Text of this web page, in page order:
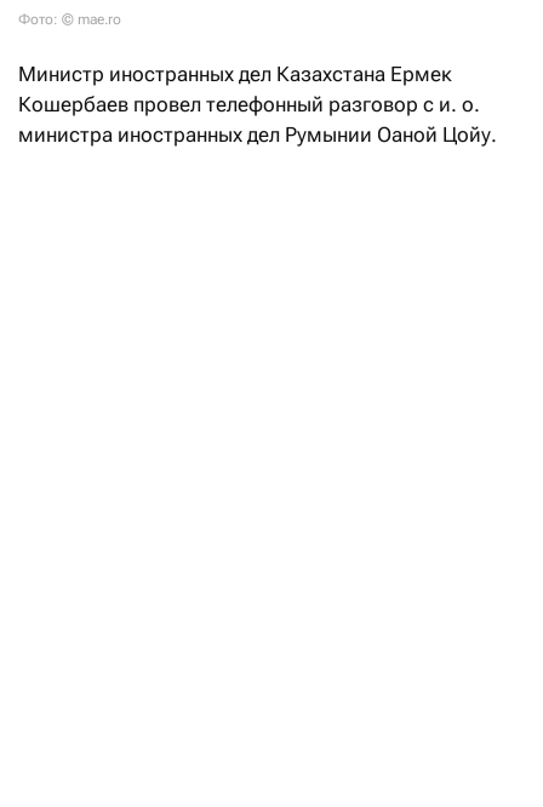
Фото: © mae.ro
Министр иностранных дел Казахстана Ермек
Кошербаев провел телефонный разговор с и. о.
министра иностранных дел Румынии Оаной Цойу.